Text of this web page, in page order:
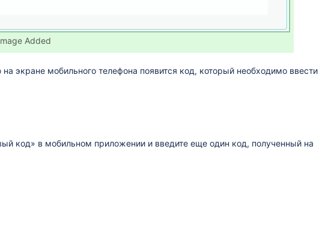
Added
экране мобильного телефона появится код, который необходимо ввести
код» в мобильном приложении и введите еще один код, полученный на